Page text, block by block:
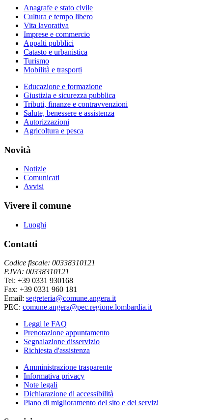
Anagrafe e stato civile
Cultura e tempo libero
Vita lavorativa
Imprese e commercio
Appalti pubblici
Catasto e urbanistica
Turismo
Mobilità e trasporti
Educazione e formazione
Giustizia e sicurezza pubblica
Tributi, finanze e contravvenzioni
Salute, benessere e assistenza
Autorizzazioni
Agricoltura e pesca
Novità
Notizie
Comunicati
Avvisi
Vivere il comune
Luoghi
Contatti
Codice fiscale: 00338310121
P.IVA: 00338310121
Tel: +39 0331 930168
Fax: +39 0331 960 181
Email: segreteria@comune.angera.it
PEC: comune.angera@pec.regione.lombardia.it
Leggi le FAQ
Prenotazione appuntamento
Segnalazione disservizio
Richiesta d'assistenza
Amministrazione trasparente
Informativa privacy
Note legali
Dichiarazione di accessibilità
Piano di miglioramento del sito e dei servizi